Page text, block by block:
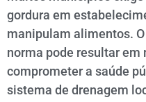
gordura em
manipulam alimentos.
norma pode resultar em
comprometer a saúde
sistema de drenagem